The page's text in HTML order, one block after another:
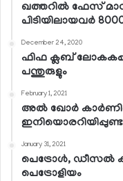
ഖത്തറില്‍ ഫേസ്
പിടിയിലായവര്‍
December 24, 2020
ഫിഫ ക്ലബ്
പന്തുരുളും
February 1, 2021
അല്‍ ഖോര്‍
January 31, 2021
പെട്രോള്‍, ഡീസല്‍
പെട്രോളിയം